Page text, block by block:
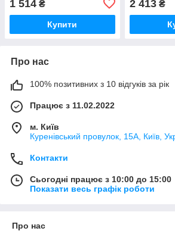
1 514 ₴
Купити
2 413₴
Про нас
100% позитивних з 10 відгуків за рік
Працює з 11.02.2022
м. Київ
Куренівський провулок, 15А, Київ,
Контакти
Сьогодні працює з 10:00 до 15:00
Показати весь графік роботи
Про нас